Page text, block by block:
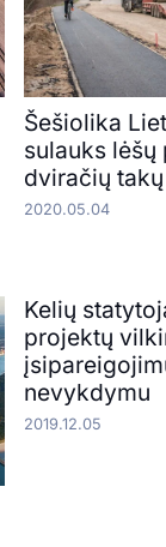
Šešiolika
sulauks lėšų
dviračių
2020.05.04
Kelių
projektų
nevykdymu
2019.12.05